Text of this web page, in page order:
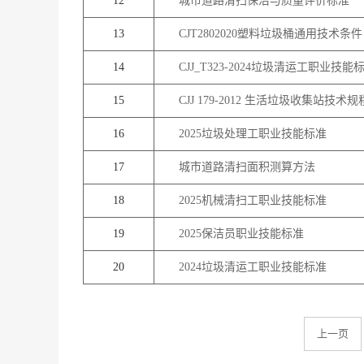
13 CJT2802020塑料垃圾桶通用技术条件
14 CJJ_T323-2024垃圾清运工职业技能
15 CJJ 179-2012 生活垃圾收集站技术规
16 2025垃圾处理工职业技能标准
17 城市道路清扫面积测算方法
18 2025机械清扫工职业技能标准
19 2025保洁员职业技能标准
20 2024垃圾清运工职业技能标准
上一页